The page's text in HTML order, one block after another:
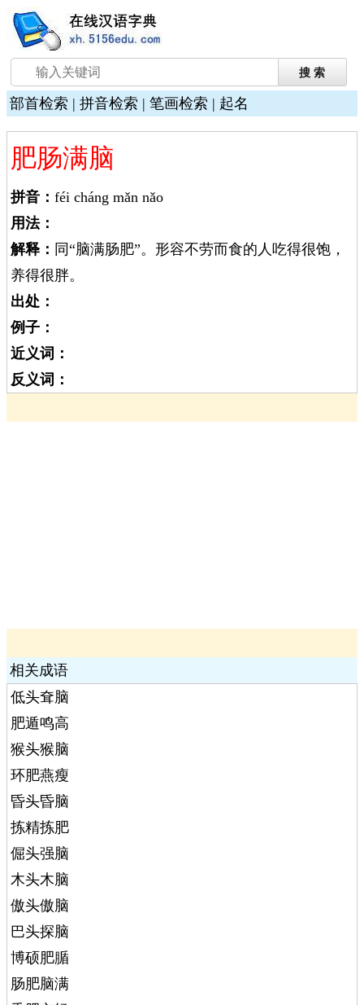
部首检索 | 拼音检索 | 笔画检索 | 起名
肥肠满脑
拼音： féi cháng mǎn nǎo
用法：
解释： 同“脑满肠肥”。形容不劳而食的人吃得很饱，
养得很胖。
出处：
例子：
近义词：
反义词：
相关成语
低头耷脑
肥遁鸣高
猴头猴脑
环肥燕瘦
昏头昏脑
拣精拣肥
倔头强脑
木头木脑
傲头傲脑
巴头探脑
博硕肥腯
肠肥脑满